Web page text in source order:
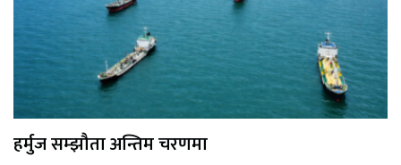
हर्मुज सम्झौता अन्तिम चरणमा